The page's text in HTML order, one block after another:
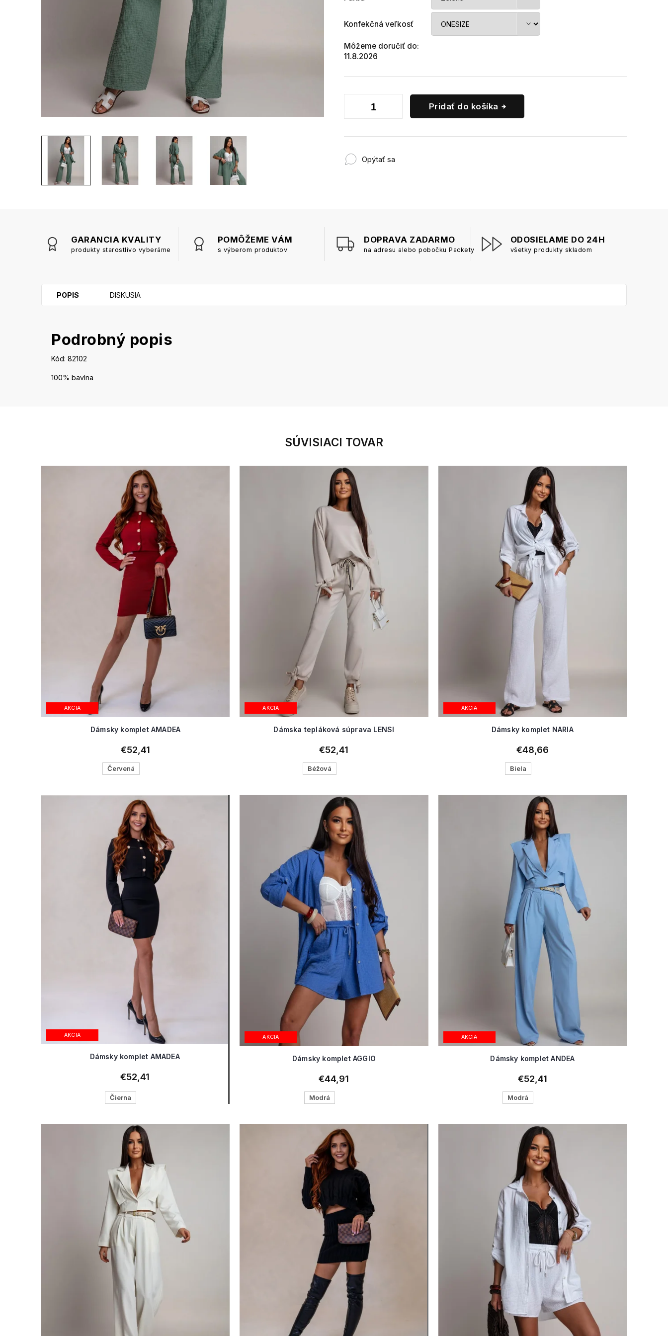
Konfekčná veľkosť
Môžeme doručiť do:
11.8.2026
Pridať do košíka
Opýtať sa
GARANCIA KVALITY
produkty starostlivo vyberáme
POMÔŽEME VÁM
s výberom produktov
DOPRAVA ZADARMO
na adresu alebo pobočku Packety
ODOSIELAME DO 24H
všetky produkty skladom
SÚVISIACI TOVAR
AKCIA
Dámsky komplet AMADEA
€52,41
Červená
AKCIA
Dámska tepláková súprava LENSI
€52,41
Béžová
AKCIA
Dámsky komplet NARIA
€48,66
Biela
AKCIA
Dámsky komplet AMADEA
€52,41
Čierna
AKCIA
Dámsky komplet AGGIO
€44,91
Modrá
AKCIA
Dámsky komplet ANDEA
€52,41
Modrá
POPIS DISKUSIA
Podrobný popis
Kód: 82102
100% bavlna